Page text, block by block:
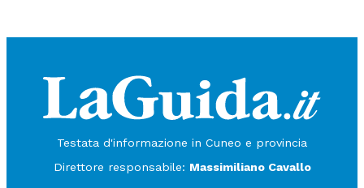
Testata d'informazione in Cuneo e provincia
Direttore responsabile: Massimiliano Cavallo